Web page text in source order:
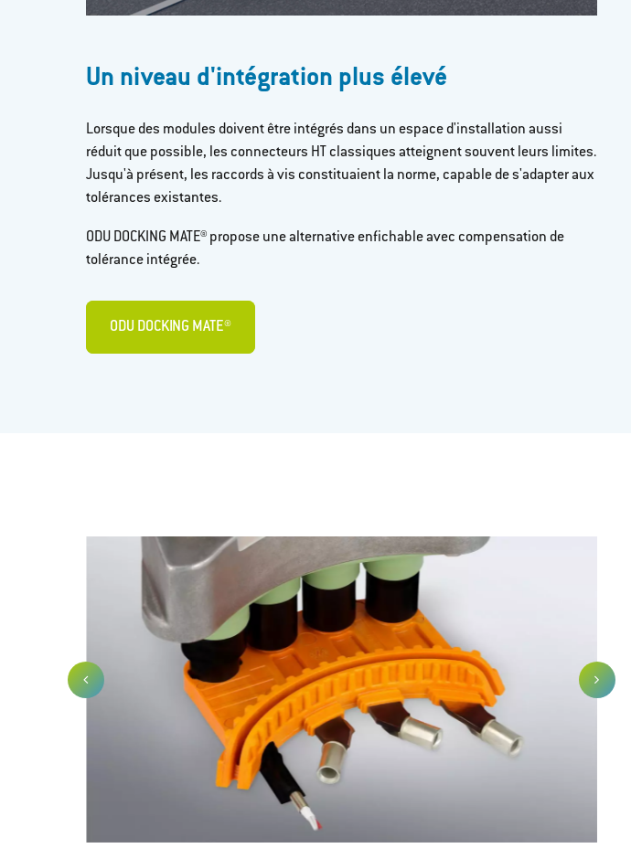
Un niveau d'intégration plus élevé​
Lorsque des modules doivent être intégrés dans un espace d'installation aussi
réduit que possible, les connecteurs HT classiques atteignent souvent leurs limites.
Jusqu'à présent, les raccords à vis constituaient la norme, capable de s'adapter aux
tolérances existantes.​
ODU DOCKING MATE® propose une alternative enfichable avec compensation de
tolérance intégrée.​
ODU DOCKING MATE®